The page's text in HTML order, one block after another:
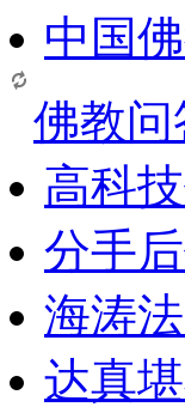
中国
佛教问
高科
分手
海涛
达真